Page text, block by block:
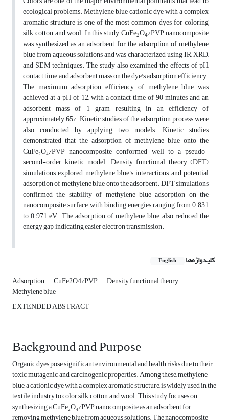
ecological problems. Methylene blue cationic dye with a complex
aromatic structure is one of the most common dyes for coloring
silk, cotton, and wool. In this study, CuFe2O4/PVP nanocomposite
was synthesized as an adsorbent for the adsorption of methylene
blue from aqueous solutions and was characterized using IR, XRD,
and SEM techniques. The study also examined the effects of pH,
contact time, and adsorbent mass on the dye's adsorption efficiency.
The maximum adsorption efficiency of methylene blue was
achieved at a pH of 12, with a contact time of 90 minutes and an
adsorbent mass of 1 gram, resulting in an efficiency of
approximately 65%. Kinetic studies of the adsorption process were
also conducted by applying two models. Kinetic studies
demonstrated that the adsorption of methylene blue onto the
CuFe₂O₄/PVP nanocomposite conformed well to a pseudo-
second-order kinetic model. Density functional theory (DFT)
simulations explored methylene blue's interactions and potential
adsorption of methylene blue onto the adsorbent. DFT simulations
confirmed the stability of methylene blue adsorption on the
nanocomposite surface, with binding energies ranging from 0.831
to 0.971 eV. The adsorption of methylene blue also reduced the
energy gap, indicating easier electron transmission.
کلیدواژه‌ها English
Adsorption CuFe2O4/PVP Density functional theory
Methylene blue
EXTENDED ABSTRACT
Background and Purpose
Organic dyes pose significant environmental and health risks due to their
toxic, mutagenic, and carcinogenic properties. Among these, methylene
blue, a cationic dye with a complex aromatic structure, is widely used in the
textile industry to color silk, cotton, and wool. This study focuses on
synthesizing a CuFe₂O₄/PVP nanocomposite as an adsorbent for